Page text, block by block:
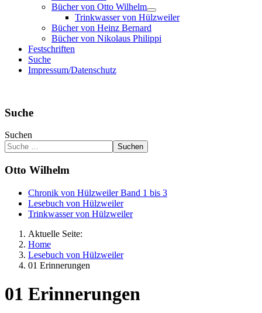
Bücher von Otto Wilhelm
Trinkwasser von Hülzweiler
Bücher von Heinz Bernard
Bücher von Nikolaus Philippi
Festschriften
Suche
Impressum/Datenschutz
Suche
Suchen
Suchen
Otto Wilhelm
Chronik von Hülzweiler Band 1 bis 3
Lesebuch von Hülzweiler
Trinkwasser von Hülzweiler
Aktuelle Seite:
Home
Lesebuch von Hülzweiler
01 Erinnerungen
01 Erinnerungen